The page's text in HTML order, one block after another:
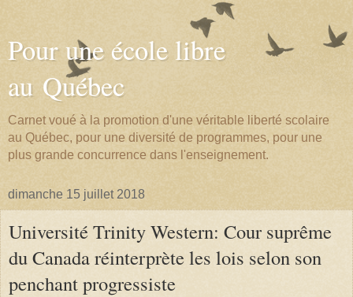
Pour une école libre
au Québec
Carnet voué à la promotion d'une véritable liberté scolaire
au Québec, pour une diversité de programmes, pour une
plus grande concurrence dans l'enseignement.
dimanche 15 juillet 2018
Université Trinity Western: Cour suprême
du Canada réinterprète les lois selon son
penchant progressiste